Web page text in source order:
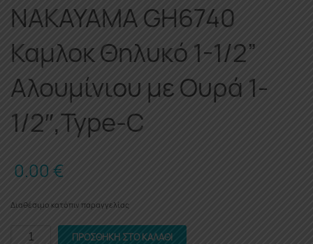
NAKAYAMA GH6740
Καμλοκ Θηλυκό 1-1/2”
Αλουμίνιου με Ουρά 1-
1/2″,Type-C
0.00 €
Διαθέσιμο κατόπιν παραγγελίας
NAKAYAMA
ΠΡΟΣΘΉΚΗ ΣΤΟ ΚΑΛΆΘΙ